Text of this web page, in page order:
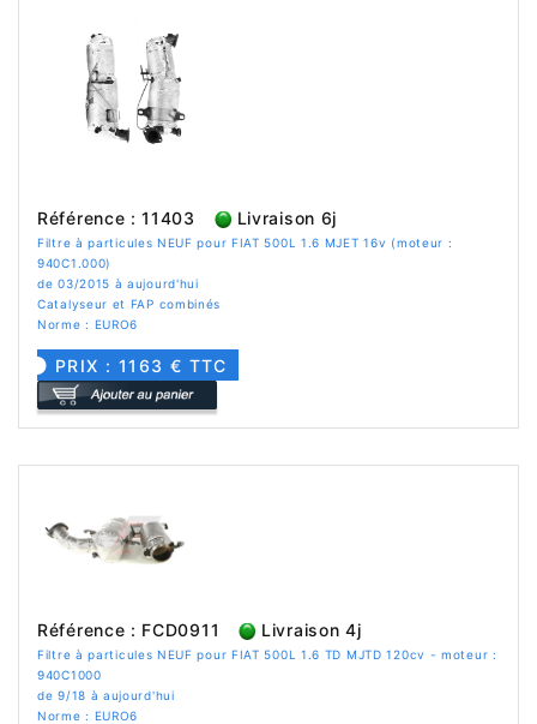
Référence : 11403 Livraison 6j
Filtre à particules NEUF pour FIAT 500L 1.6 MJET 16v (moteur :
940C1.000)
de 03/2015 à aujourd'hui
Catalyseur et FAP combinés
Norme : EURO6
PRIX : 1163 € TTC
Référence : FCD0911 Livraison 4j
Filtre à particules NEUF pour FIAT 500L 1.6 TD MJTD 120cv - moteur :
940C1000
de 9/18 à aujourd'hui
Norme : EURO6